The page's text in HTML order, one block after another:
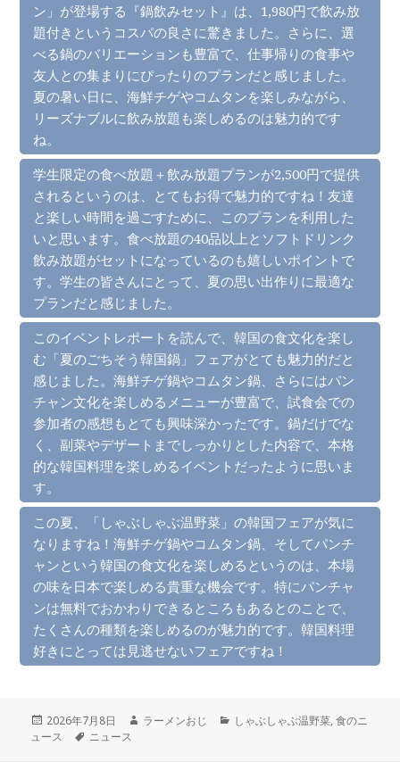
ン」が登場する『鍋飲みセット』は、1,980円で飲み放
題付きというコスパの良さに驚きました。さらに、選
べる鍋のバリエーションも豊富で、仕事帰りの食事や
友人との集まりにぴったりのプランだと感じました。
夏の暑い日に、海鮮チゲやコムタンを楽しみながら、
リーズナブルに飲み放題も楽しめるのは魅力的です
ね。
学生限定の食べ放題＋飲み放題プランが2,500円で提供
されるというのは、とてもお得で魅力的ですね！友達
と楽しい時間を過ごすために、このプランを利用した
いと思います。食べ放題の40品以上とソフトドリンク
飲み放題がセットになっているのも嬉しいポイントで
す。学生の皆さんにとって、夏の思い出作りに最適な
プランだと感じました。
このイベントレポートを読んで、韓国の食文化を楽し
む「夏のごちそう韓国鍋」フェアがとても魅力的だと
感じました。海鮮チゲ鍋やコムタン鍋、さらにはパン
チャン文化を楽しめるメニューが豊富で、試食会での
参加者の感想もとても興味深かったです。鍋だけでな
く、副菜やデザートまでしっかりとした内容で、本格
的な韓国料理を楽しめるイベントだったように思いま
す。
この夏、「しゃぶしゃぶ温野菜」の韓国フェアが気に
なりますね！海鮮チゲ鍋やコムタン鍋、そしてパンチ
ャンという韓国の食文化を楽しめるというのは、本場
の味を日本で楽しめる貴重な機会です。特にパンチャ
ンは無料でおかわりできるところもあるとのことで、
たくさんの種類を楽しめるのが魅力的です。韓国料理
好きにとっては見逃せないフェアですね！
投
稿
2026年7月8日
作
ラーメンおじ
カ
しゃぶしゃぶ温野菜,食のニ
ュース
タ
ニュース